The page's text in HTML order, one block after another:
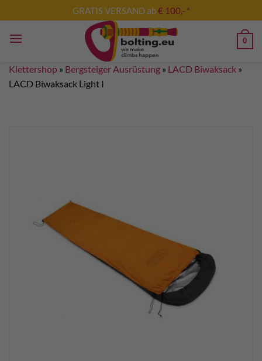
Inhalt
springen
GRATIS VERSAND ab€ 100,- *
0
Klettershop » Bergsteiger Ausrüstung » LACD Biwaksack »
LACD Biwaksack Light I